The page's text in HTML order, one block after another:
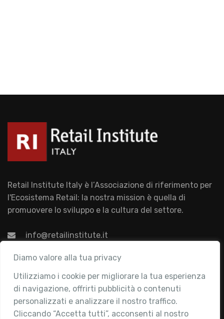
Diamo valore alla tua privacy
Utilizziamo i cookie per migliorare la tua esperienza
di navigazione, offrirti pubblicità o contenuti
personalizzati e analizzare il nostro traffico.
Cliccando “Accetta tutti”, acconsenti al nostro
Retail Institute Italy è l’Associazione di riferimento per
l'Ecosistema Retail: la nostra mission è quella di
promuovere lo sviluppo e la cultura del settore.
info@retailinstitute.it
Associazione
Chi siamo
Attività
Contatti